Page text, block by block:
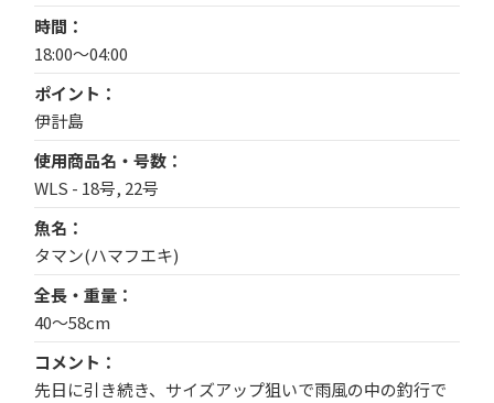
時間
18:00〜04:00
ポイント
伊計島
使用商品名・号数
WLS - 18号, 22号
魚名
タマン(ハマフエキ)
全長・重量
40〜58cm
コメント
先日に引き続き、サイズアップ狙いで雨風の中の釣行で